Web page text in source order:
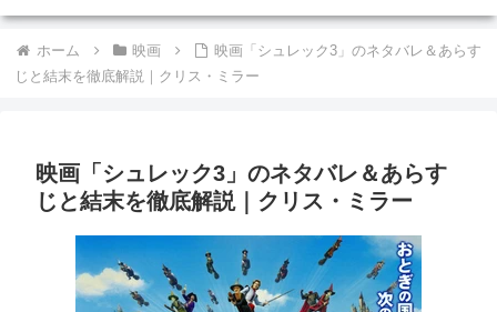
ホーム 映画
映画「シュレック3」のネタバレ＆あらす
じと結末を徹底解説｜クリス・ミラー
映画「シュレック3」のネタバレ＆あらす
じと結末を徹底解説｜クリス・ミラー